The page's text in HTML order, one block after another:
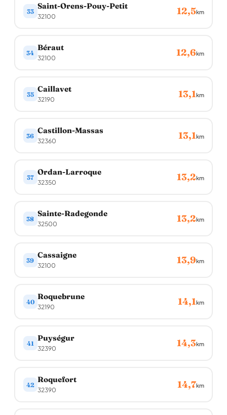
33
Saint-Orens-Pouy-Petit
32100 12,5km
34
Béraut
32100 12,6km
35
Caillavet
32190 13,1km
36
Castillon-Massas
32360 13,1km
37
Ordan-Larroque
32350 13,2km
38
Sainte-Radegonde
32500 13,2km
39
Cassaigne
32100 13,9km
40
Roquebrune
32190 14,1km
41
Puységur
32390 14,3km
42
Roquefort
32390 14,7km